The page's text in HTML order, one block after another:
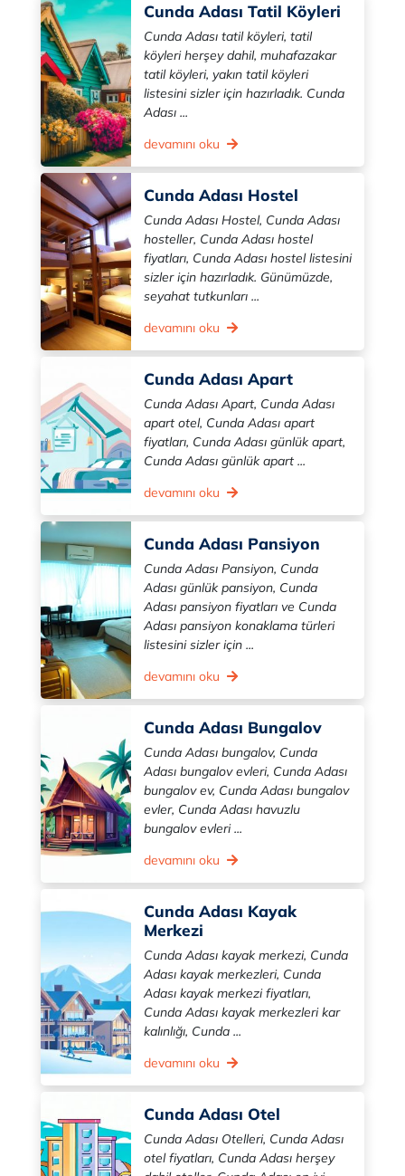
Cunda Adası Tatil Köyleri
Cunda Adası tatil köyleri, tatil
köyleri herşey dahil, muhafazakar
tatil köyleri, yakın tatil köyleri
listesini sizler için hazırladık. Cunda
Adası ...
devamını oku
Cunda Adası Hostel
Cunda Adası Hostel, Cunda Adası
hosteller, Cunda Adası hostel
fiyatları, Cunda Adası hostel listesini
sizler için hazırladık. Günümüzde,
seyahat tutkunları ...
devamını oku
Cunda Adası Apart
Cunda Adası Apart, Cunda Adası
apart otel, Cunda Adası apart
fiyatları, Cunda Adası günlük apart,
Cunda Adası günlük apart ...
devamını oku
Cunda Adası Pansiyon
Cunda Adası Pansiyon, Cunda
Adası günlük pansiyon, Cunda
Adası pansiyon fiyatları ve Cunda
Adası pansiyon konaklama türleri
listesini sizler için ...
devamını oku
Cunda Adası Bungalov
Cunda Adası bungalov, Cunda
Adası bungalov evleri, Cunda Adası
bungalov ev, Cunda Adası bungalov
evler, Cunda Adası havuzlu
bungalov evleri ...
devamını oku
Cunda Adası Kayak
Merkezi
Cunda Adası kayak merkezi, Cunda
Adası kayak merkezleri, Cunda
Adası kayak merkezi fiyatları,
Cunda Adası kayak merkezleri kar
kalınlığı, Cunda ...
devamını oku
Cunda Adası Otel
Cunda Adası Otelleri, Cunda Adası
otel fiyatları, Cunda Adası herşey